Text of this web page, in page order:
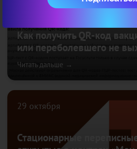
Как получить QR-код
или переболевшего не
Читать дальше →
29 октября
Стационарные